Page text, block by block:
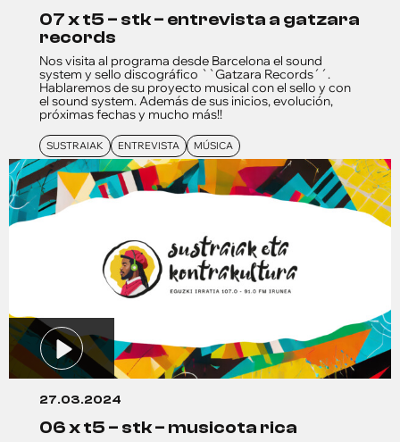
07 x t5 – stk – entrevista a gatzara
records
Nos visita al programa desde Barcelona el sound
system y sello discográfico ``Gatzara Records´´.
Hablaremos de su proyecto musical con el sello y con
el sound system. Además de sus inicios, evolución,
próximas fechas y mucho más!!
SUSTRAIAK ENTREVISTA MÚSICA
27.03.2024
06 x t5 – stk – musicota rica